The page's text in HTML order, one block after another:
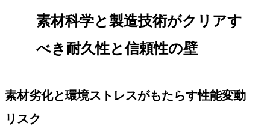
素材科学と製造技術がクリアす
べき耐久性と信頼性の壁
素材劣化と環境ストレスがもたらす性能変動
リスク